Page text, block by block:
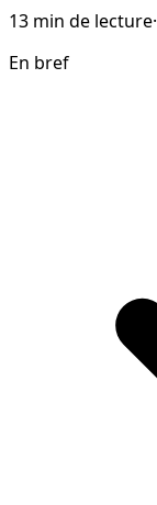
13 min de lecture·
En bref